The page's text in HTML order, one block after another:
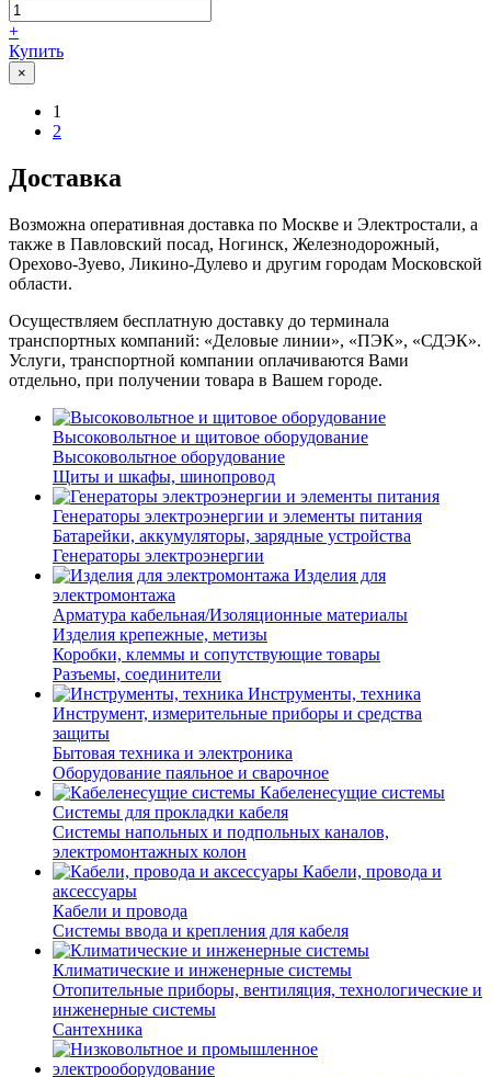
+
Купить
×
1
2
Доставка
Возможна оперативная доставка по Москве и Электростали, а
также в Павловский посад, Ногинск, Железнодорожный,
Орехово-Зуево, Ликино-Дулево и другим городам Московской
области.
Осуществляем бесплатную доставку до терминала
транспортных компаний: «Деловые линии», «ПЭК», «СДЭК».
Услуги, транспортной компании оплачиваются Вами
отдельно, при получении товара в Вашем городе.
Высоковольтное и щитовое оборудование
Высоковольтное оборудование
Щиты и шкафы, шинопровод
Генераторы электроэнергии и элементы питания
Батарейки, аккумуляторы, зарядные устройства
Генераторы электроэнергии
Изделия для
электромонтажа
Арматура кабельная/Изоляционные материалы
Изделия крепежные, метизы
Коробки, клеммы и сопутствующие товары
Разъемы, соединители
Инструменты, техника
Инструмент, измерительные приборы и средства
защиты
Бытовая техника и электроника
Оборудование паяльное и сварочное
Кабеленесущие системы
Системы для прокладки кабеля
Системы напольных и подпольных каналов,
электромонтажных колон
Кабели, провода и
аксессуары
Кабели и провода
Системы ввода и крепления для кабеля
Климатические и инженерные системы
Отопительные приборы, вентиляция, технологические и
инженерные системы
Сантехника